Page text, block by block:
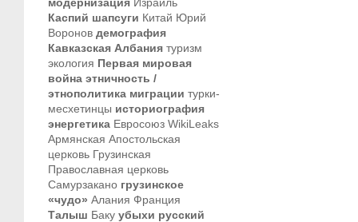
Каспий шапсуги Китай Юрий
Воронов демография
Кавказская Албания туризм
экология Первая мировая
война этничность /
этнополитика миграции турки-
месхетинцы историография
энергетика Евросоюз WikiLeaks
Армянская Апостольская
церковь Грузинская
Православная церковь
Самурзакано грузинское
«чудо» Алания Франция
Талыш Баку убыхи русский